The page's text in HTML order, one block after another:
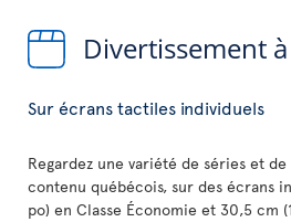
Divertissement
Sur écrans tactiles individuels
Regardez une variété de séries et
contenu québécois, sur des écrans
po) en Classe Économie et 30,5 cm